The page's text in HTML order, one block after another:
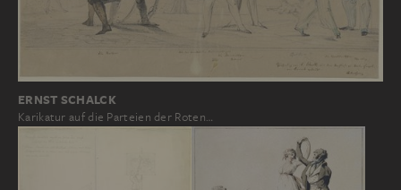
ERNST SCHALCK
Karikatur auf die Parteien der Roten…